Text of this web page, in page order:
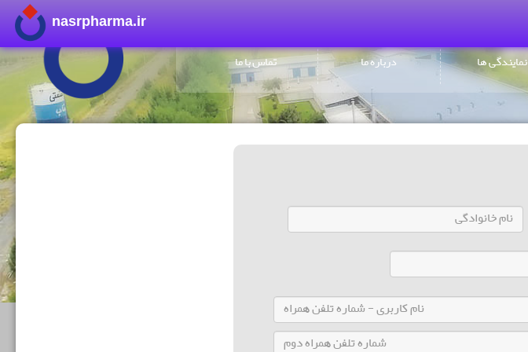
nasrpharma.ir
نمایندگی ها درباره ما تماس با ما